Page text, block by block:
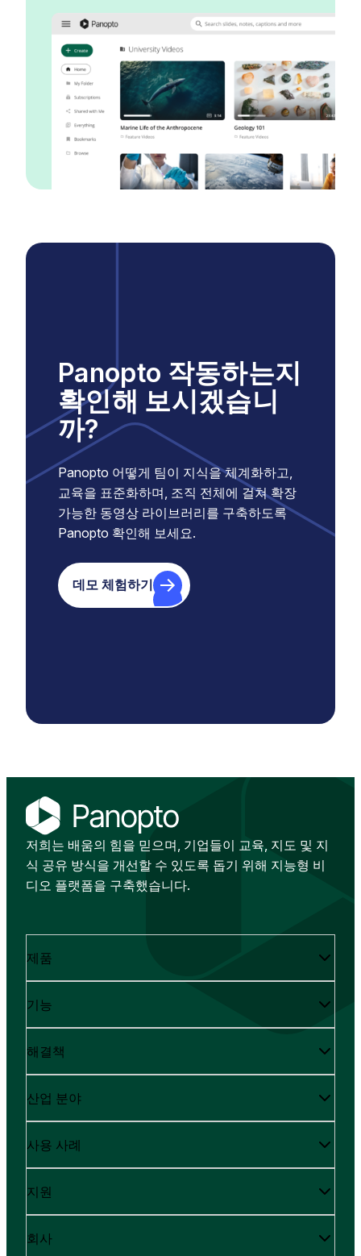
Panopto 작동하는지
확인해 보시겠습니
까?
Panopto 어떻게 팀이 지식을 체계화하고,
교육을 표준화하며, 조직 전체에 걸쳐 확장
가능한 동영상 라이브러리를 구축하도록
Panopto 확인해 보세요.
데모 체험하기
저희는 배움의 힘을 믿으며, 기업들이 교육, 지도 및 지
식 공유 방식을 개선할 수 있도록 돕기 위해 지능형 비
디오 플랫폼을 구축했습니다.
제품
기능
해결책
산업 분야
사용 사례
지원
회사